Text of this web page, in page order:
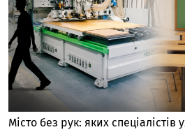
Місто без рук: яких спеціалістів